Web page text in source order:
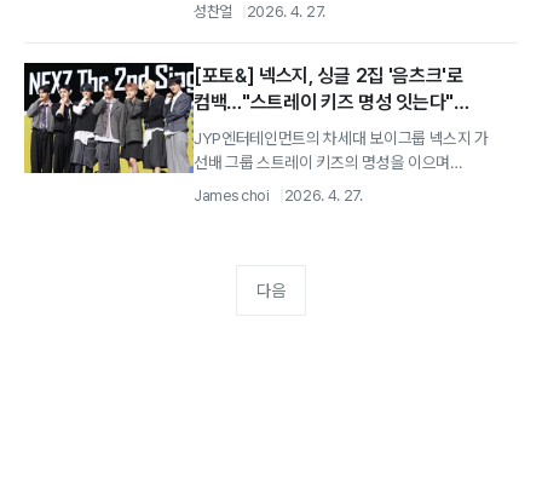
성찬얼 2026. 4. 27.
[포토&] 넥스지, 싱글 2집 '음츠크'로
컴백…"스트레이 키즈 명성 잇는다"
싱글앨범 발표회 현장
JYP엔터테인먼트의 차세대 보이그룹 넥스지 가
선배 그룹 스트레이 키즈의 명성을 이으며
자신들만의 독창적인 음악 세계를 펼치겠다는
James choi 2026. 4. 27.
다음